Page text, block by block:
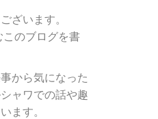
ざいます。
このブログを書
から気になった
ャワでの話や趣
ます。